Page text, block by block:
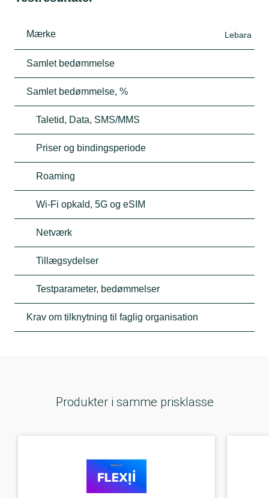
Mærke Lebara
Samlet bedømmelse
Samlet bedømmelse, %
Taletid, Data, SMS/MMS
Priser og bindingsperiode
Roaming
Wi-Fi opkald, 5G og eSIM
Netværk
Tillægsydelser
Testparameter, bedømmelser
Krav om tilknytning til faglig organisation
Produkter i samme prisklasse